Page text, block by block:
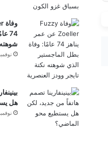
74
شوهته
نوفمبر 27,
هل
نوفمبر 27,